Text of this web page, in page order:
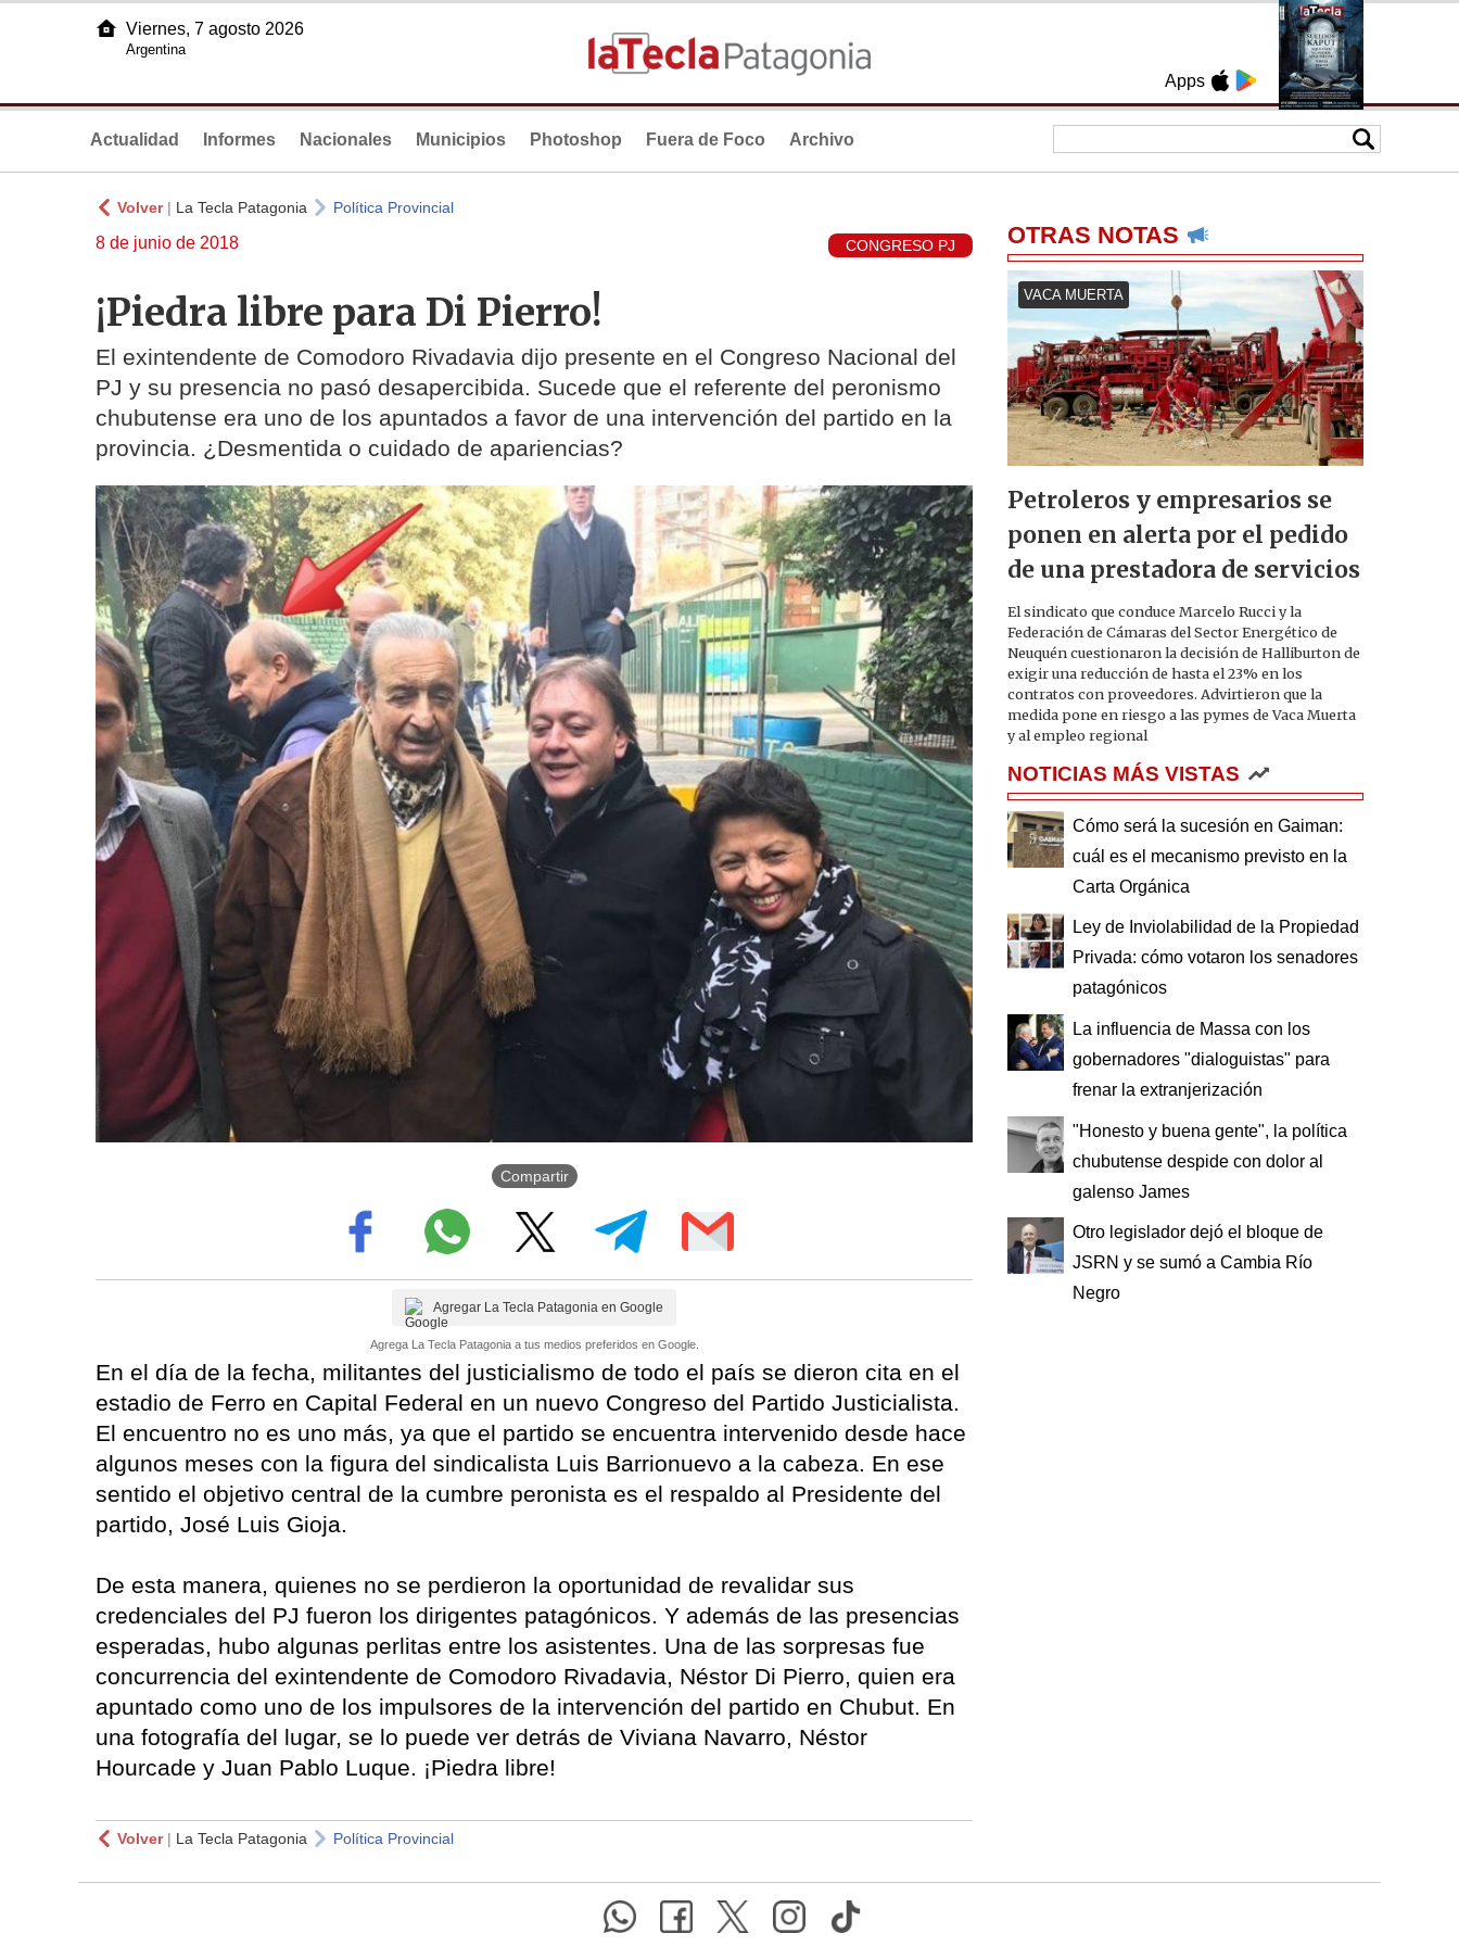
Apps
Viernes, 7 agosto 2026
Argentina
Actualidad Informes Nacionales Municipios Photoshop Fuera de Foco Archivo
Volver| La Tecla Patagonia Política Provincial
8 de junio de 2018 CONGRESO PJ
¡Piedra libre para Di Pierro!
El exintendente de Comodoro Rivadavia dijo presente en el Congreso Nacional del
PJ y su presencia no pasó desapercibida. Sucede que el referente del peronismo
chubutense era uno de los apuntados a favor de una intervención del partido en la
provincia. ¿Desmentida o cuidado de apariencias?
Compartir
Agregar La Tecla Patagonia en Google
Agrega La Tecla Patagonia a tus medios preferidos en Google.
En el día de la fecha, militantes del justicialismo de todo el país se dieron cita en el
estadio de Ferro en Capital Federal en un nuevo Congreso del Partido Justicialista.
El encuentro no es uno más, ya que el partido se encuentra intervenido desde hace
algunos meses con la figura del sindicalista Luis Barrionuevo a la cabeza. En ese
sentido el objetivo central de la cumbre peronista es el respaldo al Presidente del
partido, José Luis Gioja.
De esta manera, quienes no se perdieron la oportunidad de revalidar sus
credenciales del PJ fueron los dirigentes patagónicos. Y además de las presencias
esperadas, hubo algunas perlitas entre los asistentes. Una de las sorpresas fue
concurrencia del exintendente de Comodoro Rivadavia, Néstor Di Pierro, quien era
apuntado como uno de los impulsores de la intervención del partido en Chubut. En
una fotografía del lugar, se lo puede ver detrás de Viviana Navarro, Néstor
Hourcade y Juan Pablo Luque. ¡Piedra libre!
Volver| La Tecla Patagonia Política Provincial
OTRAS NOTAS
VACA MUERTA
Petroleros y empresarios se
ponen en alerta por el pedido
de una prestadora de servicios
El sindicato que conduce Marcelo Rucci y la
Federación de Cámaras del Sector Energético de
Neuquén cuestionaron la decisión de Halliburton de
exigir una reducción de hasta el 23% en los
contratos con proveedores. Advirtieron que la
medida pone en riesgo a las pymes de Vaca Muerta
y al empleo regional
NOTICIAS MÁS VISTAS
Cómo será la sucesión en Gaiman:
cuál es el mecanismo previsto en la
Carta Orgánica
Ley de Inviolabilidad de la Propiedad
Privada: cómo votaron los senadores
patagónicos
La influencia de Massa con los
gobernadores "dialoguistas" para
frenar la extranjerización
"Honesto y buena gente", la política
chubutense despide con dolor al
galenso James
Otro legislador dejó el bloque de
JSRN y se sumó a Cambia Río
Negro